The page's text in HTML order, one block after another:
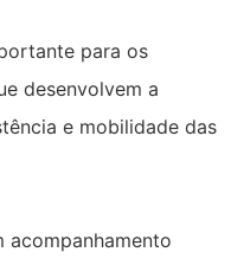
para os
desenvolvem a
e mobilidade das
acompanhamento